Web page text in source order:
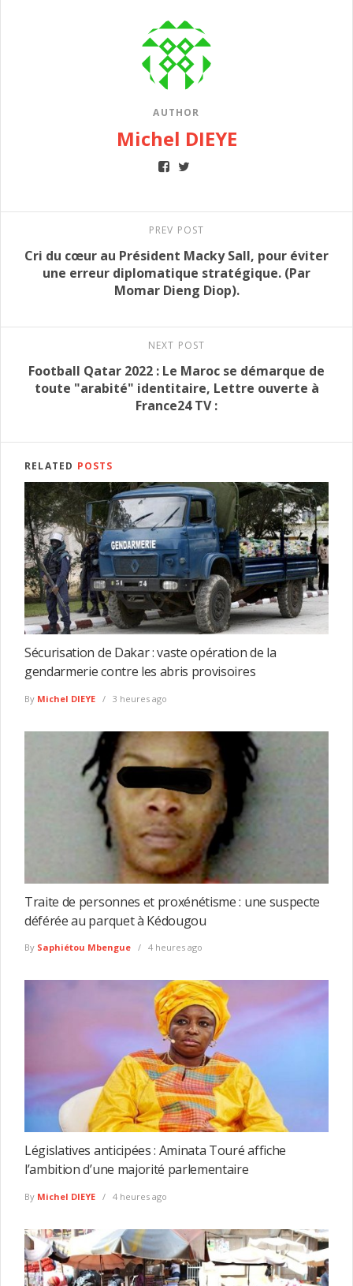
AUTHOR
Michel DIEYE
PREV POST
Cri du cœur au Président Macky Sall, pour éviter
une erreur diplomatique stratégique. (Par
Momar Dieng Diop).
NEXT POST
Football Qatar 2022 : Le Maroc se démarque de
toute "arabité" identitaire, Lettre ouverte à
France24 TV :
RELATED POSTS
Sécurisation de Dakar : vaste opération de la
gendarmerie contre les abris provisoires
By Michel DIEYE 3 heures ago
Traite de personnes et proxénétisme : une suspecte
déférée au parquet à Kédougou
By Saphiétou Mbengue 4 heures ago
Législatives anticipées : Aminata Touré affiche
l’ambition d’une majorité parlementaire
By Michel DIEYE 4 heures ago